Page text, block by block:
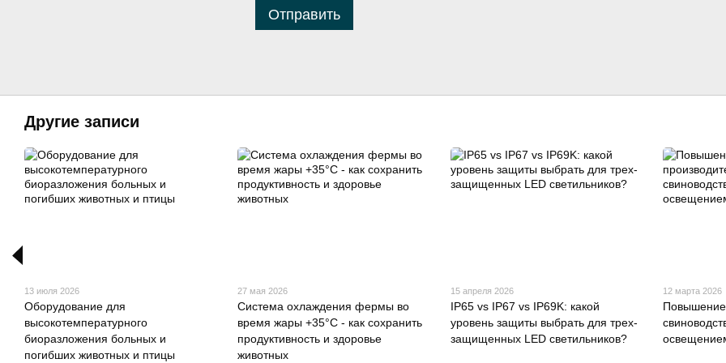
Отправить
Другие записи
13 июля 2026
Оборудование для
высокотемпературного
биоразложения больных и
погибших животных и птицы
27 мая 2026
Система охлаждения фермы во
время жары +35°C - как сохранить
продуктивность и здоровье
животных
15 апреля 2026
IP65 vs IP67 vs IP69K: какой
уровень защиты выбрать для трех-
защищенных LED светильников?
12 марта 2026
Повышение